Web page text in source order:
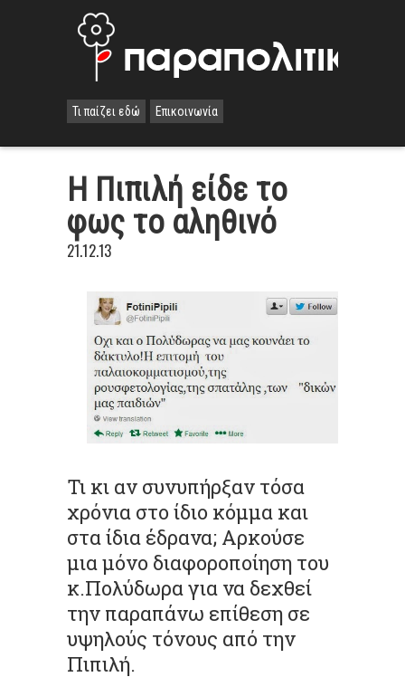
Τι παίζει εδώ Επικοινωνία
Η Πιπιλή είδε το
φως το αληθινό
21.12.13
Τι κι αν συνυπήρξαν τόσα
χρόνια στο ίδιο κόμμα και
στα ίδια έδρανα; Αρκούσε
μια μόνο διαφοροποίηση του
κ.Πολύδωρα για να δεχθεί
την παραπάνω επίθεση σε
υψηλούς τόνους από την
Πιπιλή.